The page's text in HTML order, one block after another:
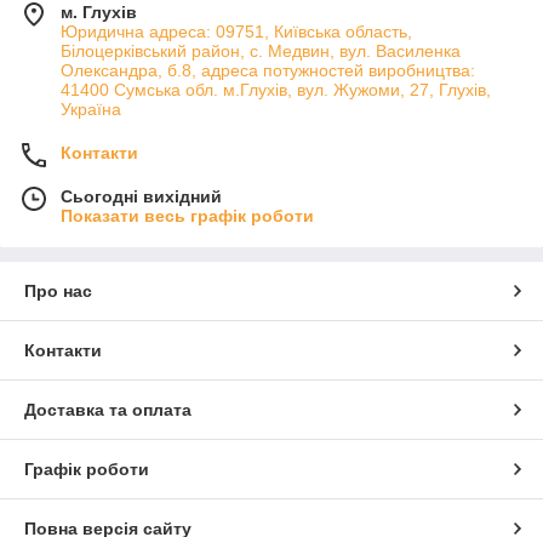
м. Глухів
Юридична адреса: 09751, Київська область,
Білоцерківський район, с. Медвин, вул. Василенка
Олександра, б.8, адреса потужностей виробництва:
41400 Сумська обл. м.Глухів, вул. Жужоми, 27, Глухів,
Україна
Контакти
Сьогодні вихідний
Показати весь графік роботи
Про нас
Контакти
Доставка та оплата
Графік роботи
Повна версія сайту